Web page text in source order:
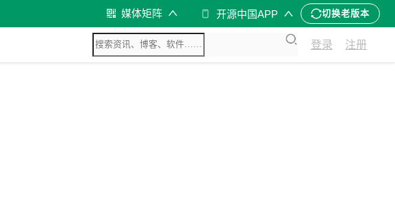
媒体矩阵 开源中国APP 切换老版本
登录 注册